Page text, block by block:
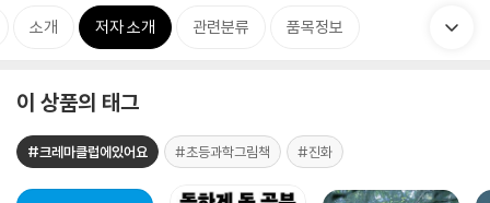
소개 저자 소개 관련분류 품목정보
이 상품의 태그
#크레마클럽에있어요 #초등과학그림책 #진화